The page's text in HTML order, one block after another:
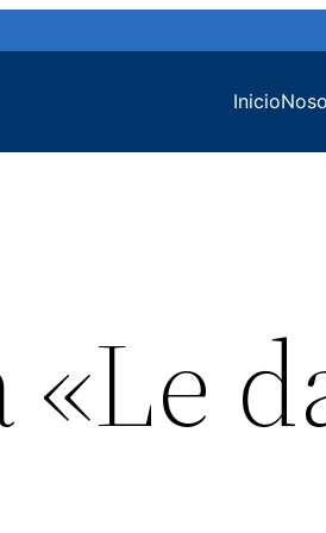
Inicio